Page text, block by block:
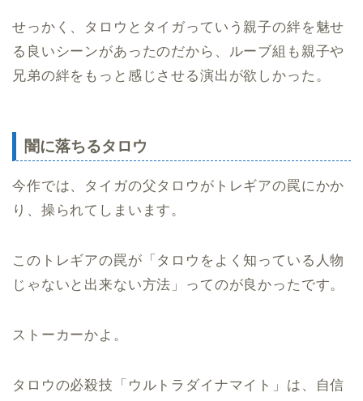
せっかく、タロウとタイガっていう親子の絆を魅せ
る良いシーンがあったのだから、ルーブ組も親子や
兄弟の絆をもっと感じさせる演出が欲しかった。
闇に落ちるタロウ
今作では、タイガの父タロウがトレギアの罠にかか
り、操られてしまいます。
このトレギアの罠が「タロウをよく知っている人物
じゃないと出来ない方法」ってのが良かったです。
ストーカーかよ。
タロウの必殺技「ウルトラダイナマイト」は、自信